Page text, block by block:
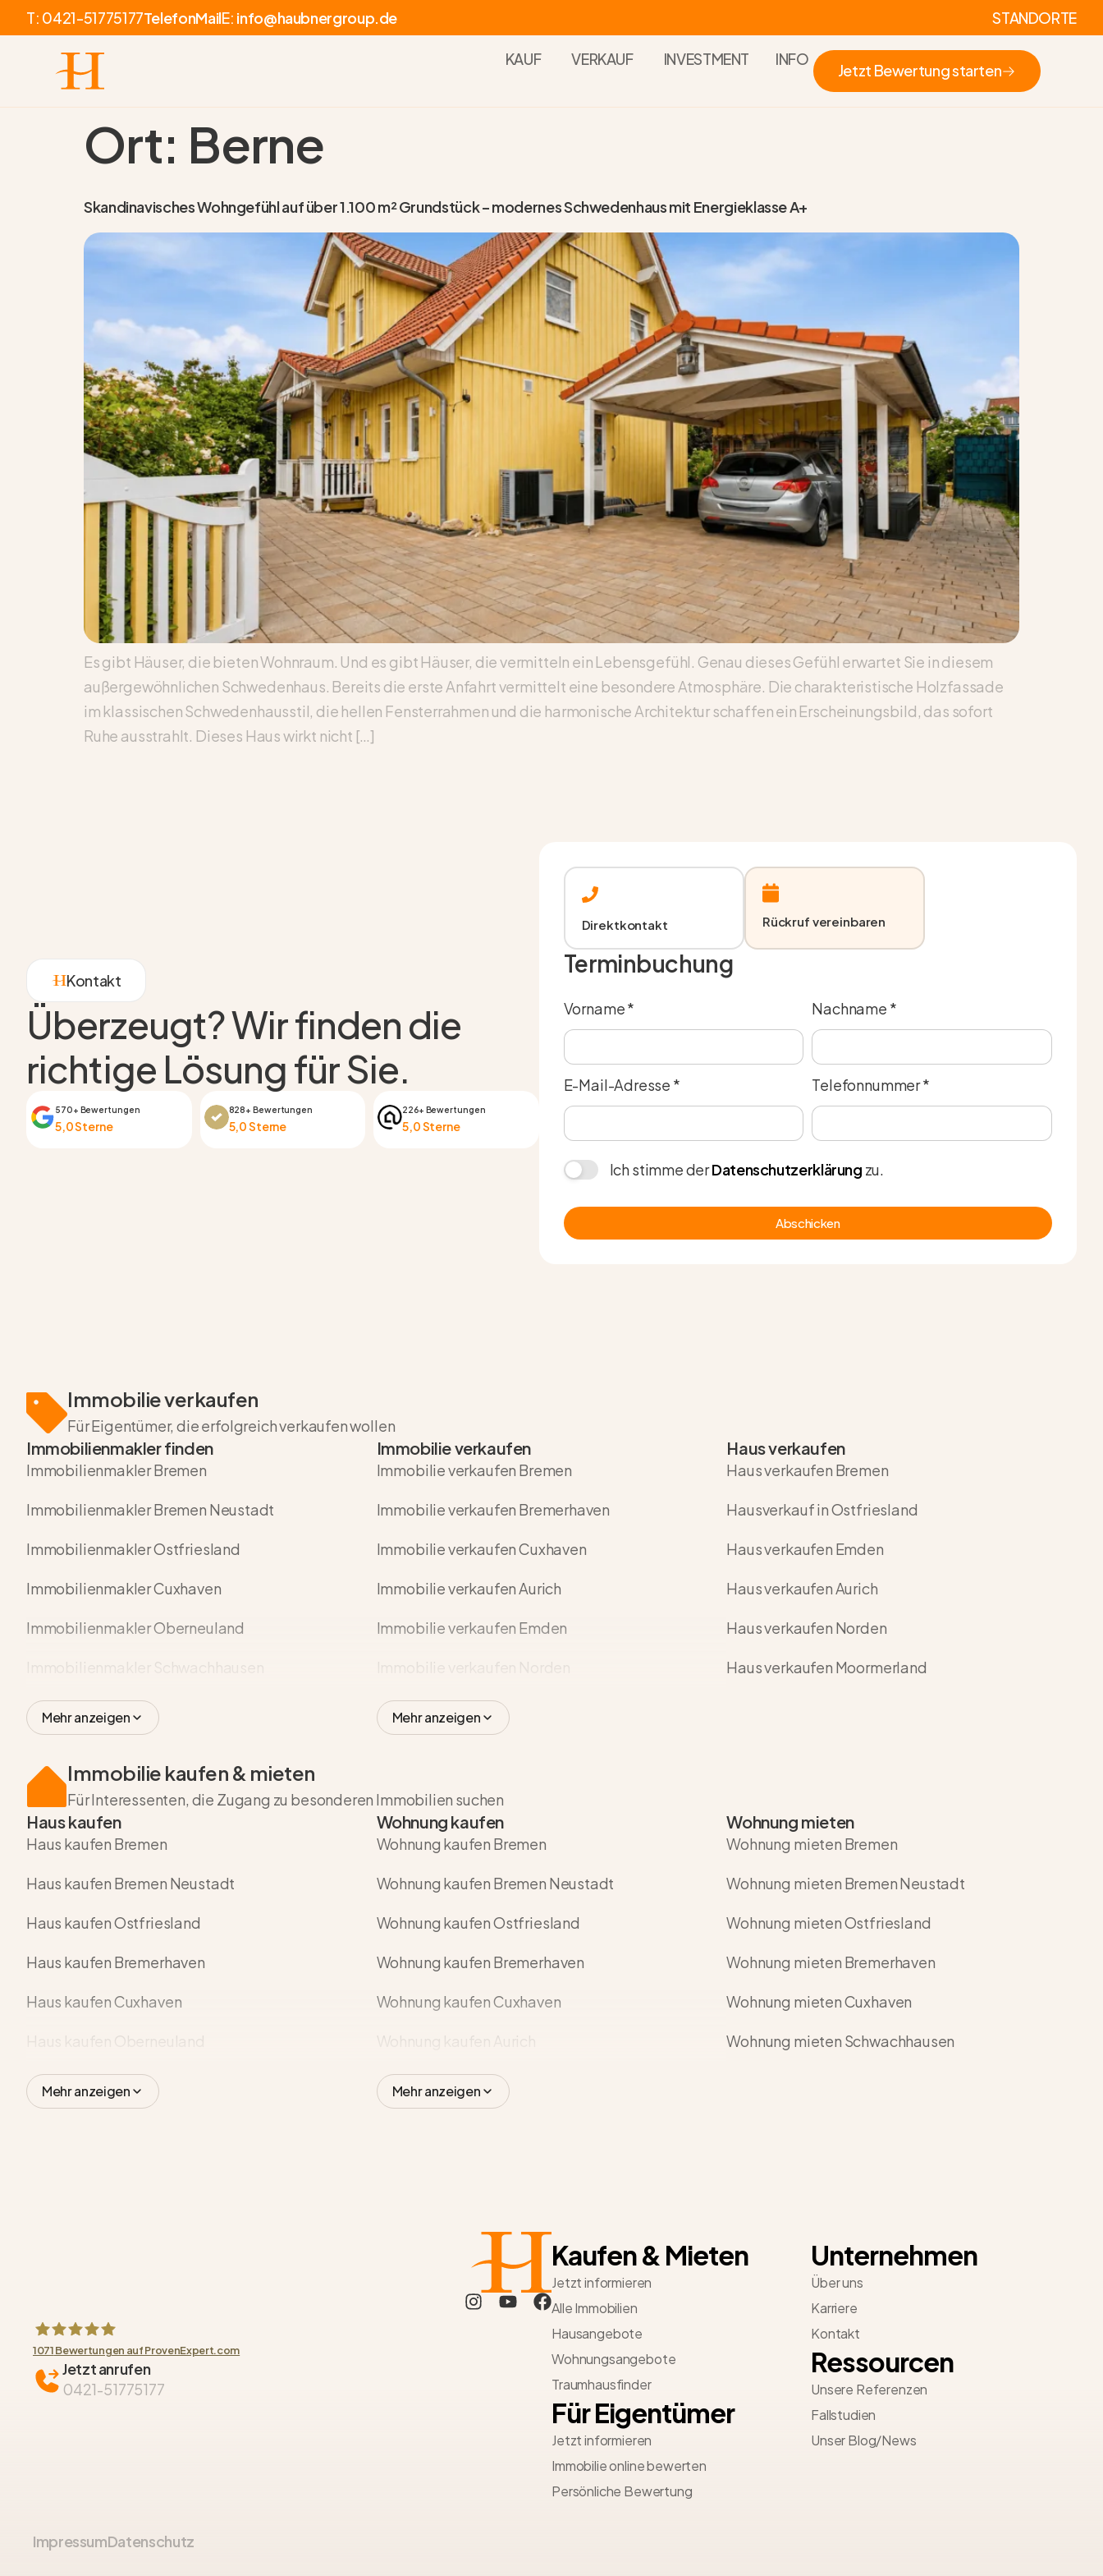
T: 0421-51775177TelefonMailE: info@haubnergroup.de STANDORTE
KAUF VERKAUF INVESTMENT INFO
Jetzt Bewertung starten
Ort: Berne
Skandinavisches Wohngefühl auf über 1.100 m² Grundstück – modernes Schwedenhaus mit Energieklasse A+
Es gibt Häuser, die bieten Wohnraum. Und es gibt Häuser, die vermitteln ein Lebensgefühl. Genau dieses Gefühl erwartet Sie in diesem
außergewöhnlichen Schwedenhaus. Bereits die erste Anfahrt vermittelt eine besondere Atmosphäre. Die charakteristische Holzfassade
im klassischen Schwedenhausstil, die hellen Fensterrahmen und die harmonische Architektur schaffen ein Erscheinungsbild, das sofort
Ruhe ausstrahlt. Dieses Haus wirkt nicht […]
Kontakt
Überzeugt? Wir finden die
richtige Lösung für Sie.
570+ Bewertungen
5,0 Sterne
828+ Bewertungen
5,0 Sterne
226+ Bewertungen
5,0 Sterne
Direktkontakt Rückruf vereinbaren
Terminbuchung
Vorname * Nachname *
E-Mail-Adresse * Telefonnummer *
Ich stimme derDatenschutzerklärung zu.
Abschicken
Immobilie verkaufen
Für Eigentümer, die erfolgreich verkaufen wollen
Immobilienmakler finden
Immobilienmakler Bremen
Immobilienmakler Bremen Neustadt
Immobilienmakler Ostfriesland
Immobilienmakler Cuxhaven
Immobilienmakler Oberneuland
Immobilienmakler Schwachhausen
Mehr anzeigen
Immobilie verkaufen
Immobilie verkaufen Bremen
Immobilie verkaufen Bremerhaven
Immobilie verkaufen Cuxhaven
Immobilie verkaufen Aurich
Immobilie verkaufen Emden
Immobilie verkaufen Norden
Mehr anzeigen
Haus verkaufen
Haus verkaufen Bremen
Hausverkauf in Ostfriesland
Haus verkaufen Emden
Haus verkaufen Aurich
Haus verkaufen Norden
Haus verkaufen Moormerland
Immobilie kaufen & mieten
Für Interessenten, die Zugang zu besonderen Immobilien suchen
Haus kaufen
Haus kaufen Bremen
Haus kaufen Bremen Neustadt
Haus kaufen Ostfriesland
Haus kaufen Bremerhaven
Haus kaufen Cuxhaven
Haus kaufen Oberneuland
Mehr anzeigen
Wohnung kaufen
Wohnung kaufen Bremen
Wohnung kaufen Bremen Neustadt
Wohnung kaufen Ostfriesland
Wohnung kaufen Bremerhaven
Wohnung kaufen Cuxhaven
Wohnung kaufen Aurich
Mehr anzeigen
Wohnung mieten
Wohnung mieten Bremen
Wohnung mieten Bremen Neustadt
Wohnung mieten Ostfriesland
Wohnung mieten Bremerhaven
Wohnung mieten Cuxhaven
Wohnung mieten Schwachhausen
HAUBNER GROUP Immobilien GmbH
1071Bewertungen auf ProvenExpert.com
Jetzt anrufen
0421-51775177
Kaufen & Mieten
Jetzt informieren
Alle Immobilien
Hausangebote
Wohnungsangebote
Traumhausfinder
Für Eigentümer
Jetzt informieren
Immobilie online bewerten
Persönliche Bewertung
Unternehmen
Über uns
Karriere
Kontakt
Ressourcen
Unsere Referenzen
Fallstudien
Unser Blog/News
ImpressumDatenschutz